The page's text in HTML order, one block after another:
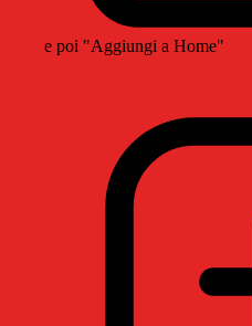
e poi "Aggiungi a Home"